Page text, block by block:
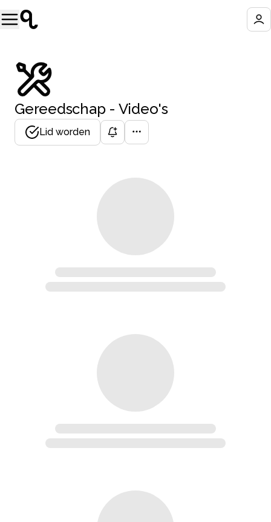
Gereedschap - Video's
Lid worden